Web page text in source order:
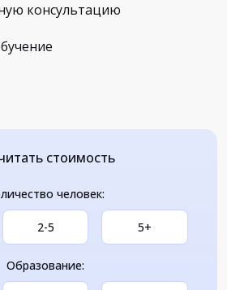
консультацию
стоимость
человек:
2-5 5+
Образование: